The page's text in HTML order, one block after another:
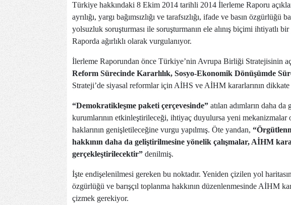
Türkiye hakkındaki 8 Ekim 2014 tarihli 2014 İlerleme Raporu
ayrılığı, yargı bağımsızlığı ve tarafsızlığı, ifade ve basın
yolsuzluk soruşturması ile soruşturmanın ele alınış biçimi ihtiyatlı
Raporda ağırlıklı olarak vurgulanıyor.
İlerleme Raporundan önce Türkiye’nin Avrupa Birliği Stratejisinin
Reform Sürecinde Kararlılık, Sosyo-Ekonomik Dönüşümde
Strateji’de siyasal reformlar için AİHS ve AİHM kararlarının
“Demokratikleşme paketi çerçevesinde” atılan adımların daha da
kurumlarının etkinleştirileceği, ihtiyaç duyulursa yeni mekanizmalar
haklarının genişletileceğine vurgu yapılmış. Öte yandan,
hakkının daha da geliştirilmesine yönelik çalışmalar, AİHM
gerçekleştirilecektir” denilmiş.
İşte endişelenilmesi gereken bu noktadır. Yeniden çizilen yol
özgürlüğü ve barışçıl toplanma hakkının düzenlenmesinde AİHM
çizmek gerekiyor.